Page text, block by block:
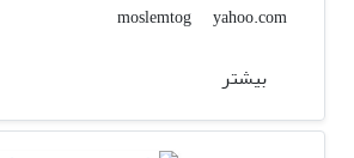
moslemtog
yahoo.com
بیشتر